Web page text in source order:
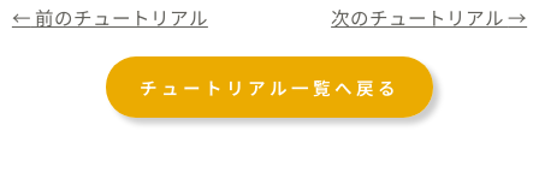
← 前のチュートリアル 次のチュートリアル→
チュートリアル一覧へ戻る